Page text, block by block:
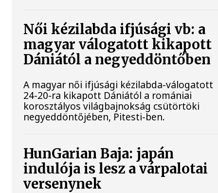
Női kézilabda ifjúsági vb: a
magyar válogatott kikapott
Dániától a negyeddöntőben
A magyar női ifjúsági kézilabda-válogatott
24-20-ra kikapott Dániától a romániai
korosztályos világbajnokság csütörtöki
negyeddöntőjében, Pitesti-ben.
HunGarian Baja: japán
indulója is lesz a várpalotai
versenynek